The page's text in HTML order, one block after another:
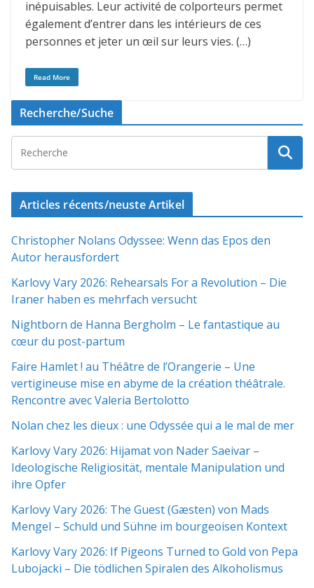
inépuisables. Leur activité de colporteurs permet
également d’entrer dans les intérieurs de ces
personnes et jeter un œil sur leurs vies. (…)
Read More
Recherche/Suche
Articles récents/neuste Artikel
Christopher Nolans Odyssee: Wenn das Epos den
Autor herausfordert
Karlovy Vary 2026: Rehearsals For a Revolution – Die
Iraner haben es mehrfach versucht
Nightborn de Hanna Bergholm – Le fantastique au
cœur du post-partum
Faire Hamlet ! au Théâtre de l’Orangerie – Une
vertigineuse mise en abyme de la création théâtrale.
Rencontre avec Valeria Bertolotto
Nolan chez les dieux : une Odyssée qui a le mal de mer
Karlovy Vary 2026: Hijamat von Nader Saeivar​​ –
Ideologische Religiosität, mentale Manipulation und
ihre Opfer
Karlovy Vary 2026: The Guest (Gæsten) von Mads
Mengel – Schuld und Sühne im bourgeoisen Kontext
Karlovy Vary 2026: If Pigeons Turned to Gold von Pepa
Lubojacki – Die tödlichen Spiralen des Alkoholismus